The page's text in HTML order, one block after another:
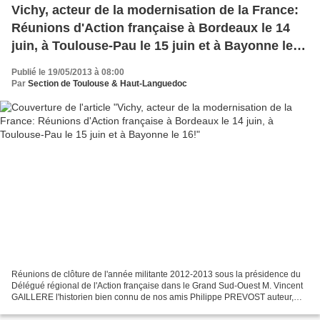
Vichy, acteur de la modernisation de la France:
Réunions d'Action française à Bordeaux le 14
juin, à Toulouse-Pau le 15 juin et à Bayonne le
Publié le 19/05/2013 à 08:00
Par Section de Toulouse & Haut-Languedoc
Réunions de clôture de l'année militante 2012-2013 sous la présidence du
Délégué régional de l'Action française dans le Grand Sud-Ouest M. Vincent
GAILLERE l'historien bien connu de nos amis Philippe PREVOST auteur,